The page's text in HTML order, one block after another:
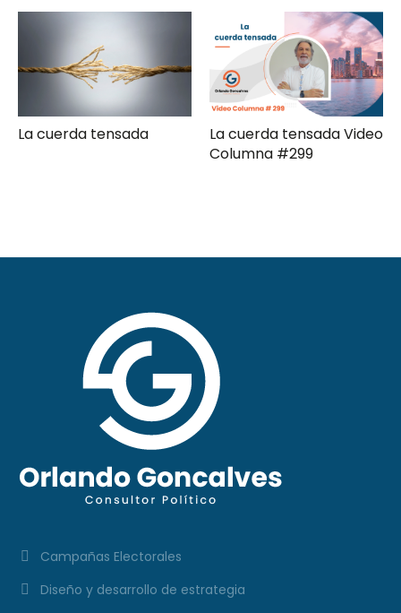
La cuerda tensada
La cuerda tensada Video
Columna #299
Campañas Electorales
Diseño y desarrollo de estrategia